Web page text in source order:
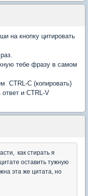
на кнопку цитировать
тебе фразу в самом
CTRL-C (копировать)
и CTRL-V
как стирать я
оставить тужную
эта же цитата, но